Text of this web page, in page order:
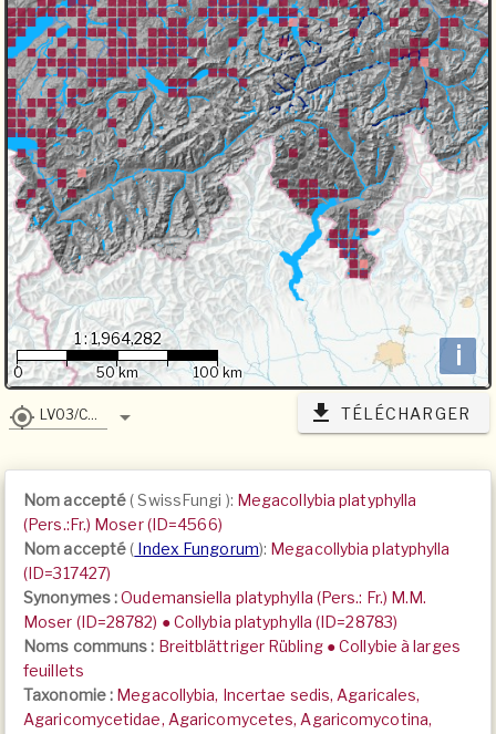
i
1 : 1,964,282
0 50 km 100 km
LV03/CH1903 TÉLÉCHARGER
Nom accepté(SwissFungi ): Megacollybia platyphylla
(Pers.:Fr.) Moser (ID=4566)
Nom accepté( Index Fungorum): Megacollybia platyphylla
(ID=317427)
Synonymes :Oudemansiella platyphylla (Pers.: Fr.) M.M.
Moser (ID=28782) ● Collybia platyphylla (ID=28783)
Noms communs : Breitblättriger Rübling ● Collybie à larges
feuillets
Taxonomie : Megacollybia, Incertae sedis, Agaricales,
Agaricomycetidae, Agaricomycetes, Agaricomycotina,